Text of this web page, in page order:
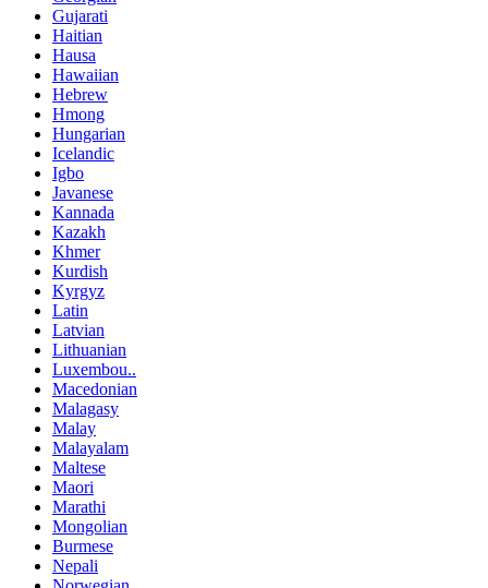
Gujarati
Haitian
Hausa
Hawaiian
Hebrew
Hmong
Hungarian
Icelandic
Igbo
Javanese
Kannada
Kazakh
Khmer
Kurdish
Kyrgyz
Latin
Latvian
Lithuanian
Luxembou..
Macedonian
Malagasy
Malay
Malayalam
Maltese
Maori
Marathi
Mongolian
Burmese
Nepali